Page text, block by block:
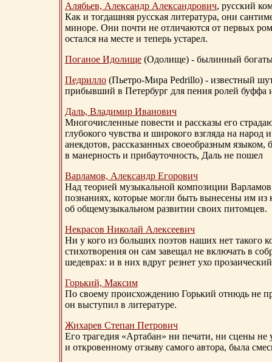
Алябьев, Александр Александрович, русский
Как и тогдашняя русская литература, они
миноре. Они почти не отличаются от первых
остался на месте и теперь устарел.
Поганое Идолище (Одолище) - былинный
Педрилло (Пьетро-Мира Pedrillo) - известный
прибывший в Петербург для пения ролей буффа
Даль, Владимир Иванович
Многочисленные повести и рассказы его
глубокого чувства и широкого взгляда на
анекдотов, рассказанных своеобразным
в манерность и прибауточность, Даль не пошел
Варламов, Александр Егорович
Над теорией музыкальной композиции
познаниях, которые могли быть вынесены им из
об общемузыкальном развитии своих питомцев.
Некрасов Николай Алексеевич
Ни у кого из больших поэтов наших нет такого
стихотворения он сам завещал не включать в
шедеврах: и в них вдруг резнет ухо
Горький, Максим
По своему происхождению Горький отнюдь не
он выступил в литературе.
Жихарев Степан Петрович
Его трагедия «Артабан» ни печати, ни сцены
и откровенному отзыву самого автора, была